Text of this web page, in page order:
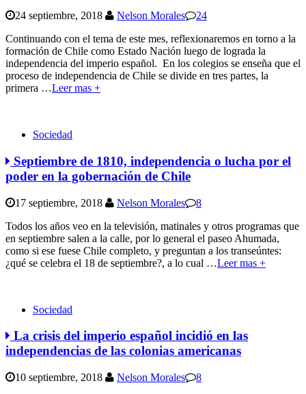
24 septiembre, 2018 Nelson Morales
24
Continuando con el tema de este mes, reflexionaremos en torno a la
formación de Chile como Estado Nación luego de lograda la
independencia del imperio español. En los colegios se enseña que el
proceso de independencia de Chile se divide en tres partes, la
primera …Leer mas +
Sociedad
Septiembre de 1810, independencia o lucha por el
poder en la gobernación de Chile
17 septiembre, 2018 Nelson Morales
8
Todos los años veo en la televisión, matinales y otros programas que
en septiembre salen a la calle, por lo general el paseo Ahumada,
como si ese fuese Chile completo, y preguntan a los transeúntes:
¿qué se celebra el 18 de septiembre?, a lo cual …Leer mas +
Sociedad
La crisis del imperio español incidió en las
independencias de las colonias americanas
10 septiembre, 2018 Nelson Morales
8